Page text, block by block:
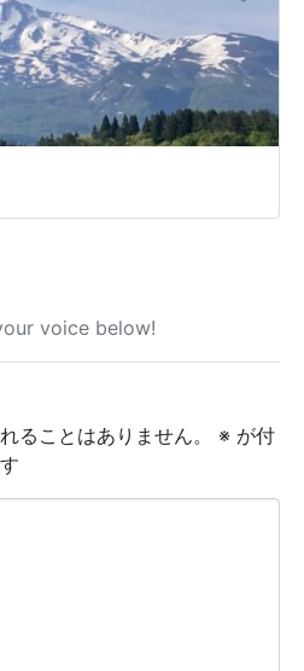
voice below!
ることはありません。 ※ が付